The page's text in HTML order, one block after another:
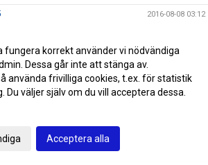
2016-08-08 03:12
2016-08-04 11:02
2016-08-01 09:02
2016-07-28 22:40
2016
fungera korrekt använder vi nödvändiga
Dessa går inte att stänga av.
använda frivilliga cookies, t.ex. för statistik
väljer själv om du vill acceptera dessa.
Acceptera alla